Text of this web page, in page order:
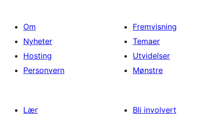
Om
Nyheter
Hosting
Personvern
Fremvisning
Temaer
Utvidelser
Mønstre
Lær
Bli involvert